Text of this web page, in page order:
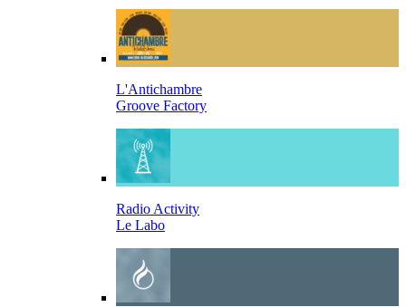
L'Antichambre
Groove Factory
Radio Activity
Le Labo